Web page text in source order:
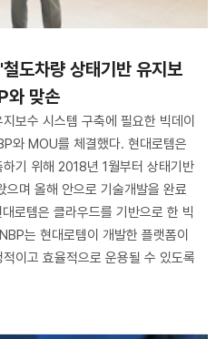
도차량 상태기반 유지보
와 맞손
보수 시스템 구축에 필요한 빅데이
와 MOU를 체결했다. 현대로템은
기 위해 2018년 1월부터 상태기반
며 올해 안으로 기술개발을 완료
로템은 클라우드를 기반으로 한 빅
는 현대로템이 개발한 플랫폼이
이고 효율적으로 운용될 수 있도록